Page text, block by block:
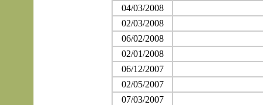
04/03/2008
02/03/2008
06/02/2008
02/01/2008
06/12/2007
02/05/2007
07/03/2007